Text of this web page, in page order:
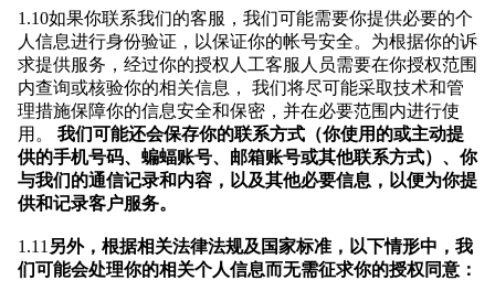
1.10如果你联系我们的客服，我们可能需要你提供必要的个
人信息进行身份验证，以保证你的帐号安全。为根据你的诉
求提供服务，经过你的授权人工客服人员需要在你授权范围
内查询或核验你的相关信息， 我们将尽可能采取技术和管
理措施保障你的信息安全和保密，并在必要范围内进行使
用。 我们可能还会保存你的联系方式（你使用的或主动提
供的手机号码、蝙蝠账号、邮箱账号或其他联系方式）、你
与我们的通信记录和内容，以及其他必要信息，以便为你提
供和记录客户服务。
1.11 另外，根据相关法律法规及国家标准，以下情形中，我
们可能会处理你的相关个人信息而无需征求你的授权同意：